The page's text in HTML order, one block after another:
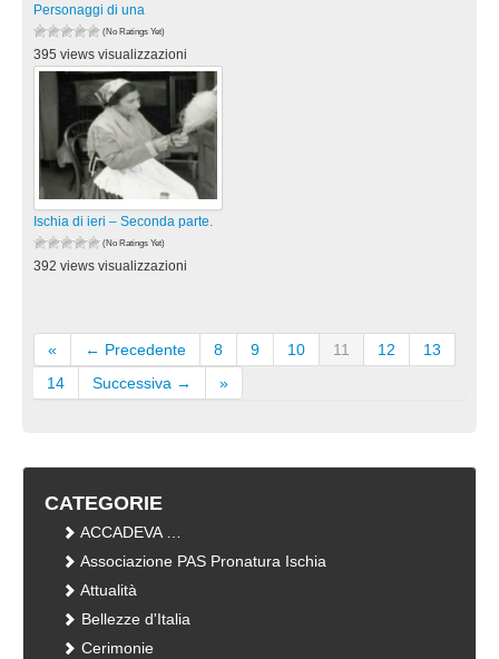
Personaggi di una
(No Ratings Yet)
395 views visualizzazioni
Ischia di ieri – Seconda parte.
(No Ratings Yet)
392 views visualizzazioni
« ← Precedente 8 9 10 11 12
13
14
Successiva → »
CATEGORIE
ACCADEVA …
Associazione PAS Pronatura Ischia
Attualità
Bellezze d'Italia
Cerimonie